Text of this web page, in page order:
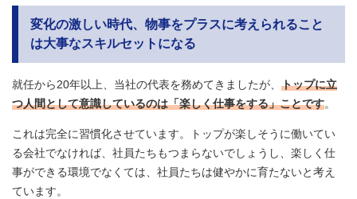
変化の激しい時代、物事をプラスに考えられること
は大事なスキルセットになる
就任から20年以上、当社の代表を務めてきましたが、 トップに立
つ人間として意識しているのは「楽しく仕事をする」ことです。
これは完全に習慣化させています。トップが楽しそうに働いてい
る会社でなければ、社員たちもつまらないでしょうし、楽しく仕
事ができる環境でなくては、社員たちは健やかに育たないと考え
ています。